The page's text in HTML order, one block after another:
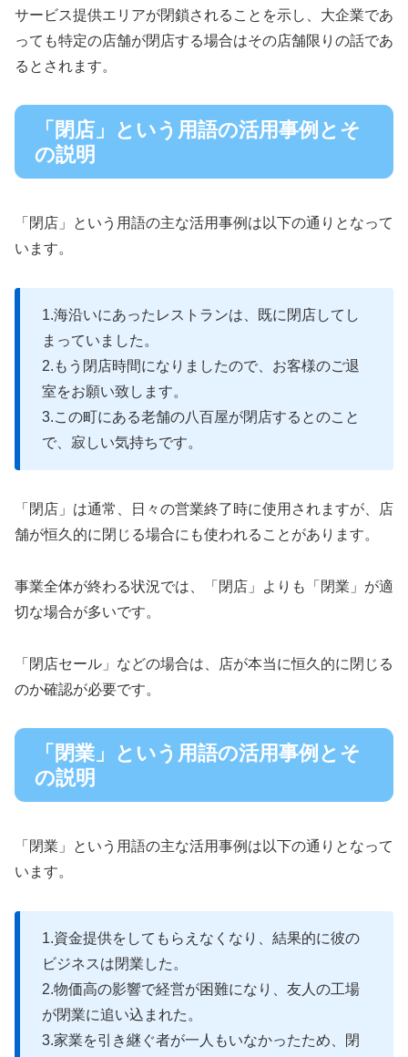
サービス提供エリアが閉鎖されることを示し、大企業であ
っても特定の店舗が閉店する場合はその店舗限りの話であ
るとされます。
「閉店」という用語の活用事例とそ
の説明
「閉店」という用語の主な活用事例は以下の通りとなって
います。
1.海沿いにあったレストランは、既に閉店してし
まっていました。
2.もう閉店時間になりましたので、お客様のご退
室をお願い致します。
3.この町にある老舗の八百屋が閉店するとのこと
で、寂しい気持ちです。
「閉店」は通常、日々の営業終了時に使用されますが、店
舗が恒久的に閉じる場合にも使われることがあります。
事業全体が終わる状況では、「閉店」よりも「閉業」が適
切な場合が多いです。
「閉店セール」などの場合は、店が本当に恒久的に閉じる
のか確認が必要です。
「閉業」という用語の活用事例とそ
の説明
「閉業」という用語の主な活用事例は以下の通りとなって
います。
1.資金提供をしてもらえなくなり、結果的に彼の
ビジネスは閉業した。
2.物価高の影響で経営が困難になり、友人の工場
が閉業に追い込まれた。
3.家業を引き継ぐ者が一人もいなかったため、閉